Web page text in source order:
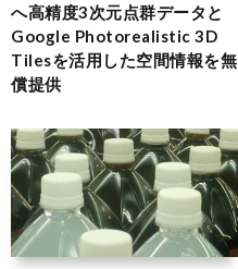
へ高精度3次元点群データと
Google Photorealistic 3D
Tilesを活用した空間情報を無
償提供